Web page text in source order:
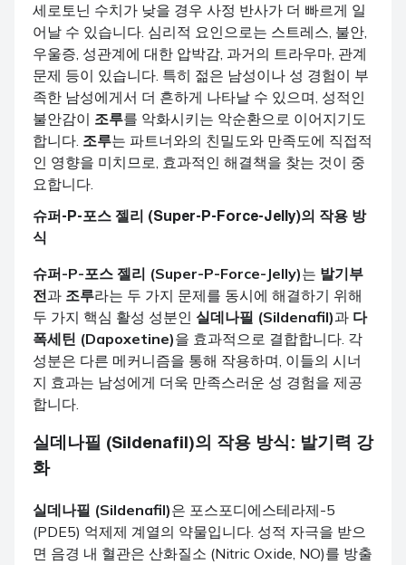
세로토닌 수치가 낮을 경우 사정 반사가 더 빠르게 일
어날 수 있습니다. 심리적 요인으로는 스트레스, 불안,
우울증, 성관계에 대한 압박감, 과거의 트라우마, 관계
문제 등이 있습니다. 특히 젊은 남성이나 성 경험이 부
족한 남성에게서 더 흔하게 나타날 수 있으며, 성적인
불안감이 조루를 악화시키는 악순환으로 이어지기도
합니다. 조루는 파트너와의 친밀도와 만족도에 직접적
인 영향을 미치므로, 효과적인 해결책을 찾는 것이 중
요합니다.
슈퍼-P-포스 젤리 (Super-P-Force-Jelly)의 작용 방
식
슈퍼-P-포스 젤리 (Super-P-Force-Jelly)는 발기부
전과 조루라는 두 가지 문제를 동시에 해결하기 위해
두 가지 핵심 활성 성분인 실데나필 (Sildenafil)과 다
폭세틴 (Dapoxetine)을 효과적으로 결합합니다. 각
성분은 다른 메커니즘을 통해 작용하며, 이들의 시너
지 효과는 남성에게 더욱 만족스러운 성 경험을 제공
합니다.
실데나필 (Sildenafil)의 작용 방식: 발기력 강
화
실데나필 (Sildenafil)은 포스포디에스테라제-5
(PDE5) 억제제 계열의 약물입니다. 성적 자극을 받으
면 음경 내 혈관은 산화질소 (Nitric Oxide, NO)를 방출